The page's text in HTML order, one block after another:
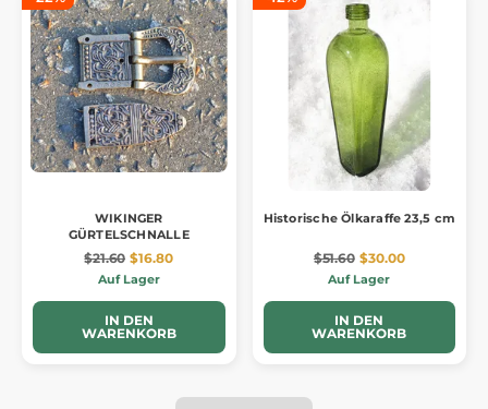
WIKINGER
GÜRTELSCHNALLE
$21.60 $16.80
Auf Lager
IN DEN
WARENKORB
Historische Ölkaraffe 23,5 cm
$51.60 $30.00
Auf Lager
IN DEN
WARENKORB